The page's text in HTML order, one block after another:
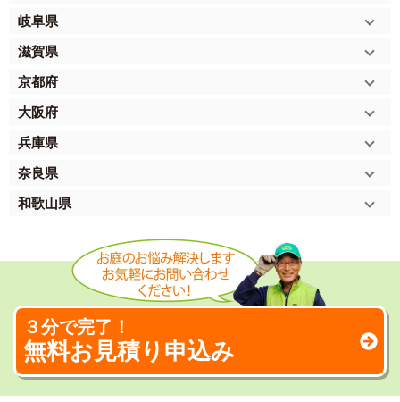
岐阜県
滋賀県
京都府
大阪府
兵庫県
奈良県
和歌山県
３分で完了！
無料お見積り申込み